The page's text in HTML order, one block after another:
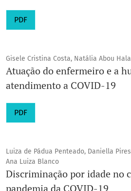
PDF
Gisele Cristina Costa, Natália Abou
Atuação do enfermeiro e a
atendimento a COVID-19
PDF
Luiza de Pádua Penteado, Daniella
Ana Luiza Blanco
Discriminação por idade no
pandemia da COVID-19